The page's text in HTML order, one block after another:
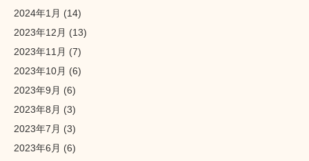
2024年1月 (14)
2023年12月 (13)
2023年11月 (7)
2023年10月 (6)
2023年9月 (6)
2023年8月 (3)
2023年7月 (3)
2023年6月 (6)